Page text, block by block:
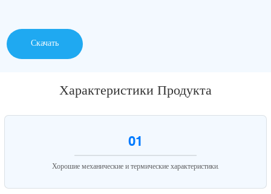
Скачать
Характеристики Продукта
01
Хорошие механические и термические характеристики.